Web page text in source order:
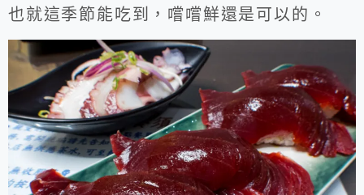
也就這季節能吃到，嚐嚐鮮還是可以的。